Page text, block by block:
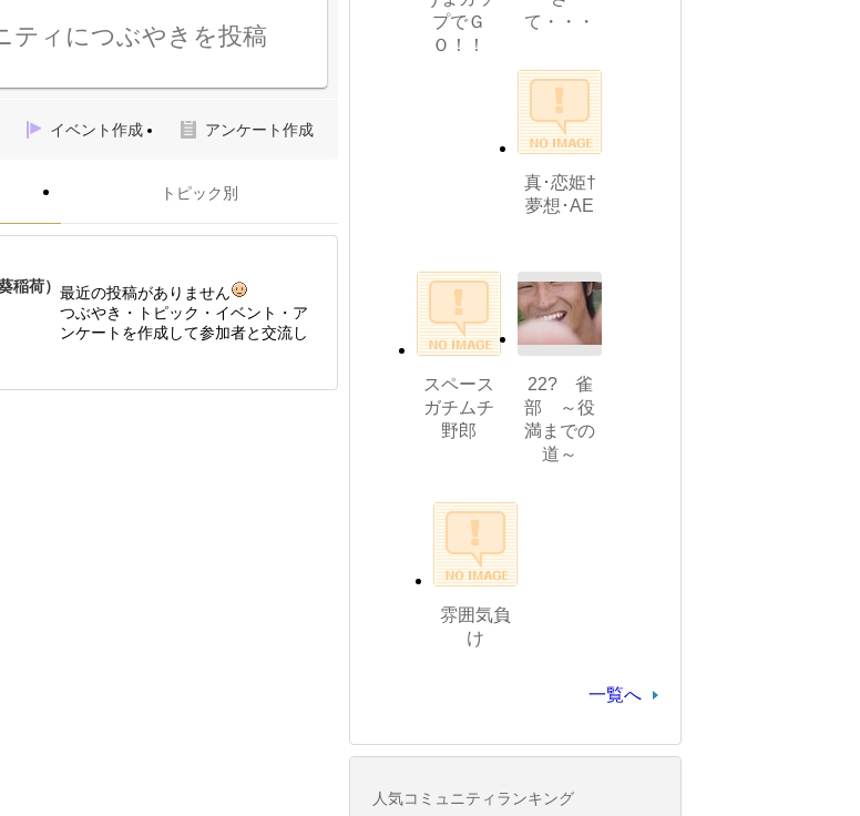
ティにつぶやきを投稿
イベント作成 アンケート作成
トピック別
稲荷） 最近の投稿がありません
つぶやき・トピック・イベント・ア
ンケートを作成して参加者と交流し
プでＧ
Ｏ！！
て・・・
真･恋姫†
夢想･AE
スペース
ガチムチ
野郎
22? 雀
部 ～役
満までの
道～
雰囲気負
け
一覧へ
人気コミュニティランキング